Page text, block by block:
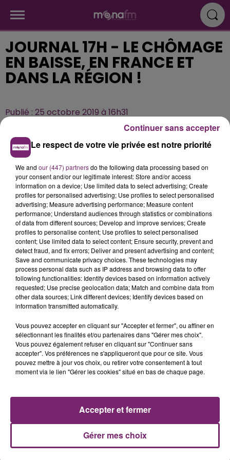
JOURNAL 17H - LE CHÔMAGE
EN BAISSE, EN FRANCE ET
DANS LA RÉGION !
Publié : 25 octobre 2019 à 16h31
ACTUS RADIO
PODCASTS
Plan du site
Mentions légales
Le respect de votre vie privée est notre priorité
We and our (447) partnersdo the following data processing based on
your consent and/or our legitimate interest: Store and/or access
information on a device; Use limited data to select advertising; Create
profiles for personalised advertising; Use profiles to select personalised
advertising; Measure advertising performance; Measure content
performance; Understand audiences through statistics or combinations
of data from different sources; Develop and improve services; Create
profiles to personalise content; Use profiles to select personalised
content; Use limited data to select content; Ensure security, prevent and
detect fraud, and fix errors; Deliver and present advertising and content;
Save and communicate privacy choices. These technologies may
process personal data such as IP address and browsing data to offer
following functionalities: Identify devices based on information actively
requested; Use precise geolocation data; Match and combine data from
other data sources; Link different devices; Identify devices based on
information transmitted automatically.
Vous pouvez accepter en cliquant sur "Accepter et fermer", ou affiner en
sélectionnant les finalités et/ou partenaires dans "Gérer mes choix".
Vous pouvez également refuser en cliquant sur "Continuer sans
accepter". Vos préférences ne s'appliqueront que pour ce site. Vous
pouvez mettre à jour vos choix, ou retirer votre consentement à tout
moment via le lien "Gérer les cookies" situé en bas de chaque page.
Gérer mes choix
Accepter et fermer
Continuer sans accepter